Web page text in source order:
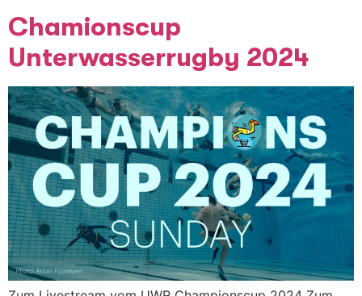
Chamionscup
Unterwasserrugby 2024